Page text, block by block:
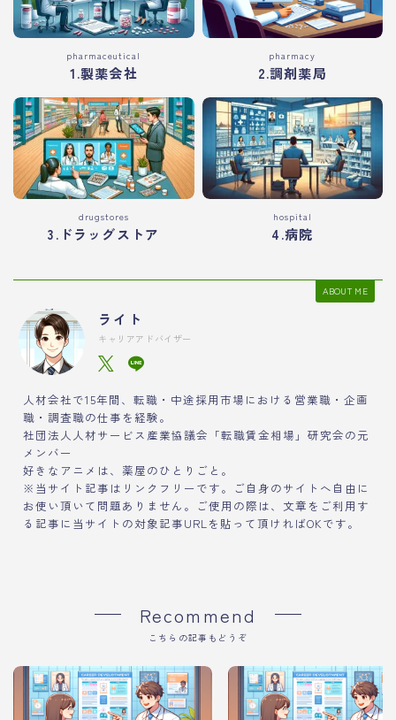
pharmaceutical
1.製薬会社
pharmacy
2.調剤薬局
drugstores
3.ドラッグストア
hospital
4.病院
ABOUT ME
ライト
キャリアアドバイザー
人材会社で15年間、転職・中途採用市場における営業職・企画
職・調査職の仕事を経験。
社団法人人材サービス産業協議会「転職賃金相場」研究会の元
メンバー
好きなアニメは、薬屋のひとりごと。
※当サイト記事はリンクフリーです。ご自身のサイトへ自由に
お使い頂いて問題ありません。ご使用の際は、文章をご利用す
る記事に当サイトの対象記事URLを貼って頂ければOKです。
Recommend
こちらの記事もどうぞ